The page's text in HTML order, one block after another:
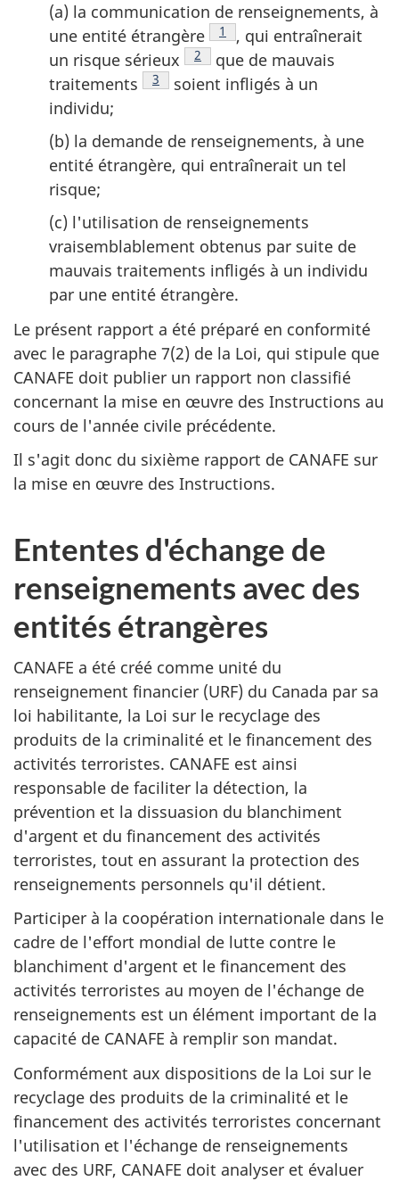
(a) la communication de renseignements, à
une entité étrangère
Note de bas de page
1
, qui entraînerait
un risque sérieux
Note de bas de page
2
que de mauvais
traitements
Note de bas de page
3
soient infligés à un
individu;
(b) la demande de renseignements, à une
entité étrangère, qui entraînerait un tel
risque;
(c) l'utilisation de renseignements
vraisemblablement obtenus par suite de
mauvais traitements infligés à un individu
par une entité étrangère.
Le présent rapport a été préparé en conformité
avec le paragraphe 7(2) de la Loi, qui stipule que
CANAFE doit publier un rapport non classifié
concernant la mise en œuvre des Instructions au
cours de l'année civile précédente.
Il s'agit donc du sixième rapport de CANAFE sur
la mise en œuvre des Instructions.
Ententes d'échange de
renseignements avec des
entités étrangères
CANAFE a été créé comme unité du
renseignement financier (URF) du Canada par sa
loi habilitante, la Loi sur le recyclage des
produits de la criminalité et le financement des
activités terroristes. CANAFE est ainsi
responsable de faciliter la détection, la
prévention et la dissuasion du blanchiment
d'argent et du financement des activités
terroristes, tout en assurant la protection des
renseignements personnels qu'il détient.
Participer à la coopération internationale dans le
cadre de l'effort mondial de lutte contre le
blanchiment d'argent et le financement des
activités terroristes au moyen de l'échange de
renseignements est un élément important de la
capacité de CANAFE à remplir son mandat.
Conformément aux dispositions de la Loi sur le
recyclage des produits de la criminalité et le
financement des activités terroristes concernant
l'utilisation et l'échange de renseignements
avec des URF, CANAFE doit analyser et évaluer